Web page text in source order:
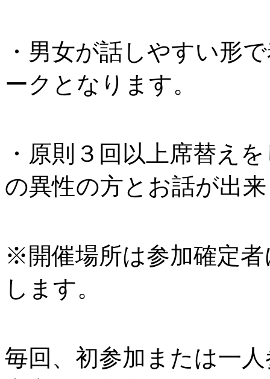
・男女が話しやすい形
ークとなります。
・原則３回以上席替え
の異性の方とお話が出
※開催場所は参加確定
します。
毎回、初参加または一